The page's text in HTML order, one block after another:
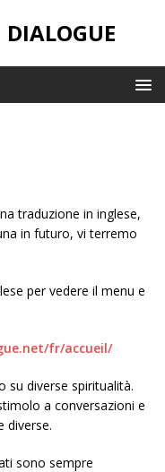
traduzione in inglese,
in futuro, vi terremo
per vedere il menu e
fr/accueil/
su diverse spiritualità.
a conversazioni e
diverse.
sono sempre